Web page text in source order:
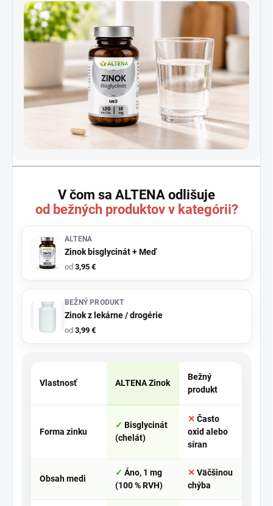
V čom sa ALTENA odlišuje
od bežných produktov v kategórii?
ALTENA
Zinok bisglycinát + Meď
od 3,95 €
BEŽNÝ PRODUKT
Zinok z lekárne / drogérie
od 3,99 €
Vlastnosť ALTENA Zinok
Bežný
produkt
Forma zinku
Bisglycinát
(chelát)
Často
oxid alebo
síran
Obsah medi
Áno, 1 mg
(100 % RVH)
Väčšinou
chýba